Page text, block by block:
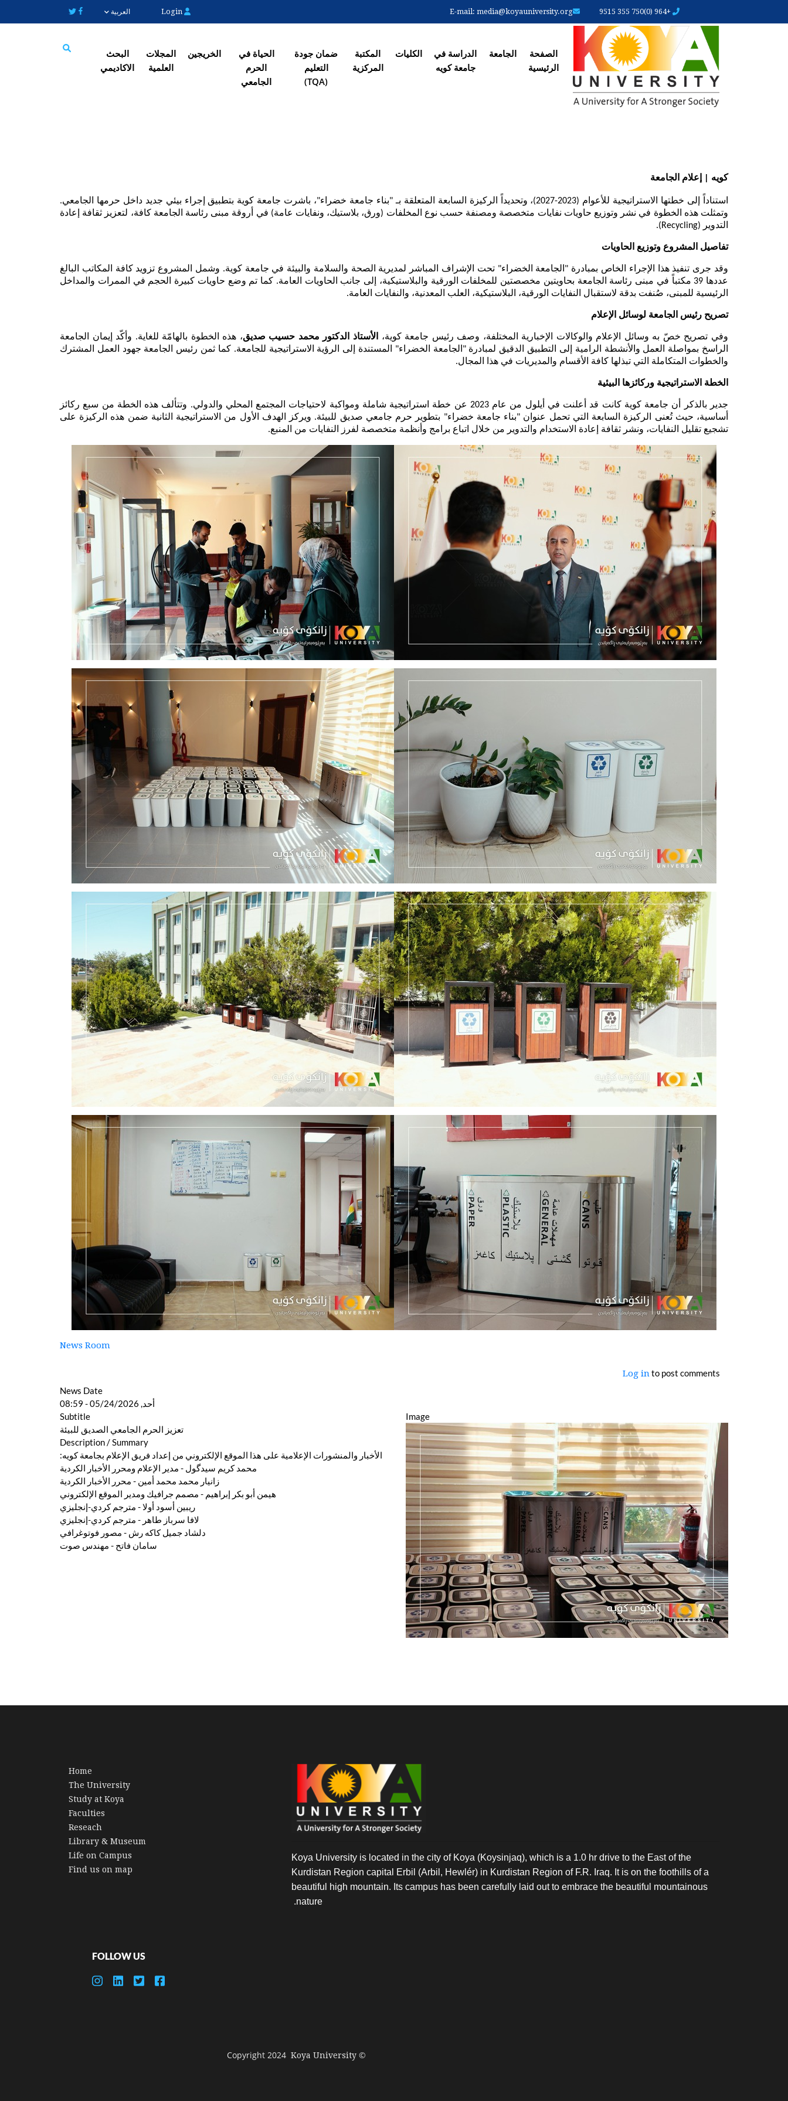
+964 (0)750 355 9515
E-mail: media@koyauniversity.org العربية
الصفحة
الرئیسیة
الجامعة
الدراسة في
جامعة کویە
الکلیات
المکتبة
المرکزیة
ضمان جودة
التعلیم
(TQA)
الحیاة في
الحرم
الجامعي
الخریجین
المجلات
العلمیة
البحث
الاکادیمي
كويە | إعلام الجامعة
التدوير (Recycling).
تفاصيل المشروع وتوزيع الحاويات
الرئيسية للمبنى، صُنفت بدقة لاستقبال النفايات الورقية، البلاستيكية، العلب المعدنية، والنفايات العامة.
تصريح رئيس الجامعة لوسائل الإعلام
وفي تصريح خصّ به وسائل الإعلام والوكالات الإخبارية المختلفة، وصف رئيس جامعة كوية، الأستاذ الدكتور محمد حسيب صديق
والخطوات المتكاملة التي تبذلها كافة الأقسام والمديريات في هذا المجال.
الخطة الاستراتيجية وركائزها البيئية
تشجيع تقليل النفايات، ونشر ثقافة إعادة الاستخدام والتدوير من خلال اتباع برامج وأنظمة متخصصة لفرز النفايات من المنبع.
News Room
Log into post comments
News Date
أحد, 05/24/2026 - 08:59
Image
Subtitle
تعزيز الحرم الجامعي الصديق للبيئة
Description / Summary
الأخبار والمنشورات الإعلامية على هذا الموقع الإلكتروني من إعداد فريق الإعلام بجامعة كويه:
محمد كريم سيدگول - مدير الإعلام ومحرر الأخبار الكردية
زانيار محمد محمد أمين - محرر الأخبار الكردية
هيمن أبو بكر إبراهيم - مصمم جرافيك ومدير الموقع الإلكتروني
ريبين أسود أولا - مترجم كردي-إنجليزي
لافا سرباز طاهر - مترجم كردي-إنجليزي
دلشاد جميل كاكه رش - مصور فوتوغرافي
سامان فاتح - مهندس صوت
Koya University is located in the city of Koya (Koysinjaq), which is a 1.0 hr drive to the East of the
Kurdistan Region capital Erbil (Arbil, Hewlér) in Kurdistan Region of F.R. Iraq. It is on the foothills of a
beautiful high mountain. Its campus has been carefully laid out to embrace the beautiful mountainous
nature.
Home
The University
Study at Koya
Faculties
Reseach
Library & Museum
Life on Campus
Find us on map
FOLLOW US
© Copyright 2024
Koya University